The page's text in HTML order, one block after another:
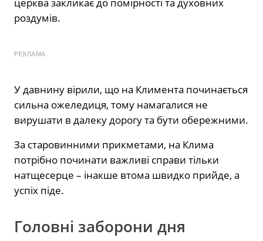
роздумів.
РЕКЛАМА
У давнину вірили, що на Климента починається
сильна ожеледиця, тому намагалися не
вирушати в далеку дорогу та бути обережними.
За старовинними прикметами, на Клима
потрібно починати важливі справи тільки
натщесерце – інакше втома швидко прийде, а
успіх піде.
Головні заборони дня